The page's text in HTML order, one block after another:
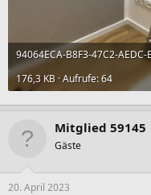
176,3 KB · Aufrufe: 64
Mitglied 59145
Gäste
20. April 2023